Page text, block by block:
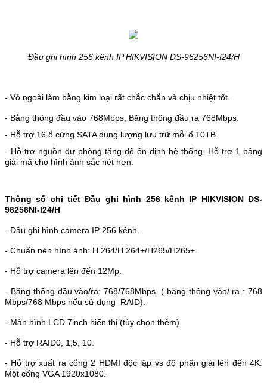
Đầu ghi hình 256 kênh IP HIKVISION DS-96256NI-I24/H
- Vỏ ngoài làm bằng kim loại rất chắc chắn và chịu nhiệt tốt.
- Bằng thông đầu vào 768Mbps , Băng thông đầu ra 768Mbps.
- Hỗ trợ 16 ổ cứng SATA dung lượng lưu trữ mỗi ổ 10TB.
- Hỗ trợ nguồn dự phòng tăng độ ổn định hệ thống. Hỗ trợ 1 bảng
giải mã cho hình ảnh sắc nét hơn.
Thông số chi tiết Đầu ghi hình 256 kênh IP HIKVISION DS-
96256NI-I24/H
- Đầu ghi hình camera IP 256 kênh.
- Chuẩn nén hình ảnh: H.264/H.264+/H265/H265+.
- Hỗ trợ camera lên đến 12Mp.
- Băng thông đầu vào/ra: 768/768Mbps. ( băng thông vào/ ra : 768
Mbps/768 Mbps nếu sử dụng RAID).
- Màn hình LCD 7inch hiển thị (tùy chọn thêm).
- Hỗ trợ RAID0, 1,5, 10.
- Hỗ trợ xuất ra cổng 2 HDMI độc lập vs độ phân giải lên đến 4K.
Một cổng VGA 1920x1080.